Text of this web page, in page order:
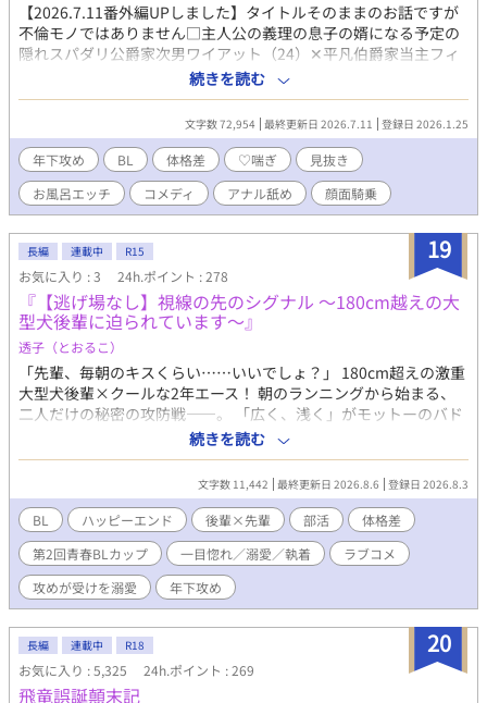
【2026.7.11番外編UPしました】タイトルそのままのお話ですが
不倫モノではありません□主人公の義理の息子の婿になる予定の
隠れスパダリ公爵家次男ワイアット（24）✕平凡伯爵家当主フィ
リオ（34）□あらすじ⋯亡き妻の連れ子マリオンの学院でのやら
かしで没落寸前となった伯爵家当主のフィリオは、訳あり公爵子
息のワイアットをマリオンの婿に取ることを条件に没落を免れ
る。「お義父さん」北の最果ての修道院に送られたマリオンが伯
爵家に戻ってくるまで約二ヶ月強⋯ワイアットとフィリオ、二人
の危うい性活が始まるのだった─というローテンションなエロコ
メディです。□全７話＋番外編
続きを読む
文字数 72,954 最終更新日 2026.7.11 登録日 2026.1.25
年下攻め BL 体格差 ♡喘ぎ
見抜き
お風呂エッチ
コメディ アナル舐め 顔面騎乗
19
長編 連載中 R15
お気に入り : 3 24h.ポイント : 278
『【逃げ場なし】視線の先のシグナル ～180cm越えの大
型犬後輩に迫られています～』
透子（とおるこ）
「先輩、毎朝のキスくらい……いいでしょ？」 ​180cm超えの激重
大型犬後輩×クールな2年エース！ 朝のランニングから始まる、
二人だけの秘密の攻防戦――。 ​「広く、浅く」がモットーのバド
部員・葉山侑樹。 他人に無関心だったはずの俺の視線を奪ったの
は、朝のランニングで絶対に追いつけない爽やかな陸上部の後
輩・三浦龍司だった。 ​単なる悔しさだと思っていたのに――視線
が交わった瞬間、無自覚な攻防戦が動き出す。 孤高のエース×ク
ールな先輩が織りなす、朝靄から始まる青春BL！ ​
―――――――――――――――――――――――― ​【第2回 青
春BLカップ参加中！】 ※プロット完成済み＆4万字超のストック
（全体の過半数完了）を確保しています！途中で更新が止まる心
配はありませんので、安心して最後までお付き合いください。
定！） ​少しでもキュンとしたら「お気に入り追加」や投票（24h.
ポイント）で応援していただけると大きな励みになります！
続きを読む
文字数 11,442 最終更新日 2026.8.6 登録日 2026.8.3
BL ハッピーエンド 後輩×先輩 部活
体格差
第2回青春BLカップ
一目惚れ／溺愛／執着
ラブコメ
攻めが受けを溺愛
年下攻め
20
長編 連載中 R18
お気に入り : 5,325 24h.ポイント : 269
飛竜誤誕顛末記